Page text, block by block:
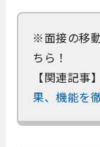
※面接の移
ちら！
【関連記事】
果、機能を